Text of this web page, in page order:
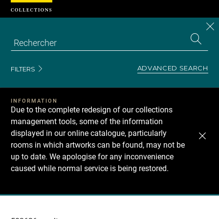
FILTERS ADVANCED SEARCH
INFORMATION
Due to the complete redesign of our collections
management tools, some of the information
displayed in our online catalogue, particularly
rooms in which artworks can be found, may not be
up to date. We apologise for any inconvenience
caused while normal service is being restored.
Recherche
Cookies management panel